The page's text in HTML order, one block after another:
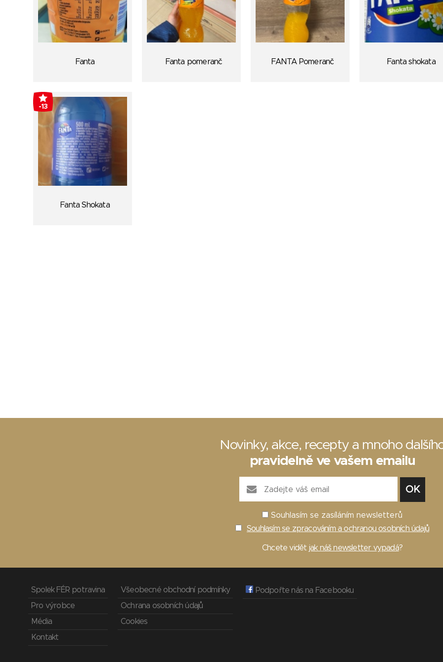
Fanta Fanta pomeranč FANTA Pomeranč Fanta shokata
-13
Fanta Shokata
Novinky, akce, recepty a mnoho
pravidelně ve vašem emailu
Souhlasím se zasíláním newsletterů
Souhlasím se zpracováním a ochranou osobních údajů
Chcete vidět jak náš newsletter vypadá?
Spolek FÉR potravina
Pro výrobce
Média
Kontakt
Všeobecné obchodní podmínky
Ochrana osobních údajů
Cookies
Podpořte nás na Facebooku